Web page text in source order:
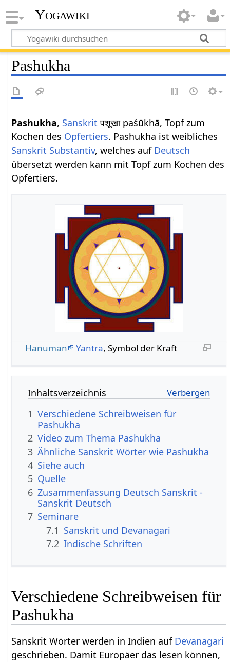
Yogawiki
Pashukha
Pashukha, Sanskrit पशूखा paśūkhā, Topf zum
Kochen des Opfertiers. Pashukha ist weibliches
Sanskrit Substantiv, welches auf Deutsch
übersetzt werden kann mit Topf zum Kochen des
Opfertiers.
Hanuman Yantra, Symbol der Kraft
Inhaltsverzeichnis
1 Verschiedene Schreibweisen für
Pashukha
2 Video zum Thema Pashukha
3 Ähnliche Sanskrit Wörter wie Pashukha
4 Siehe auch
5 Quelle
6 Zusammenfassung Deutsch Sanskrit -
Sanskrit Deutsch
7 Seminare
7.1 Sanskrit und Devanagari
7.2 Indische Schriften
Verschiedene Schreibweisen für
Pashukha
Sanskrit Wörter werden in Indien auf Devanagari
geschrieben. Damit Europäer das lesen können,